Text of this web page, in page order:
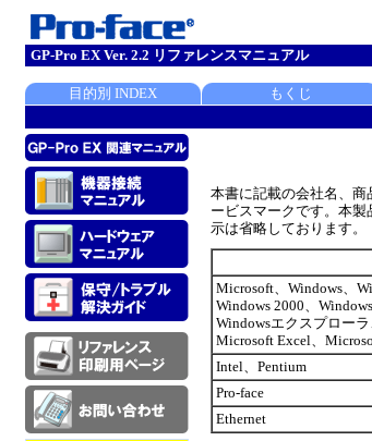
GP-Pro EX Ver. 2.2 リファレンスマニュアル
目的別 INDEX もくじ
本書に記載の会社名、
ービスマークです。本
示は省略しております。
Microsoft、Windows、
Windows 2000、
Windowsエクスプローラ
Microsoft Excel、
Intel、Pentium
Pro-face
Ethernet